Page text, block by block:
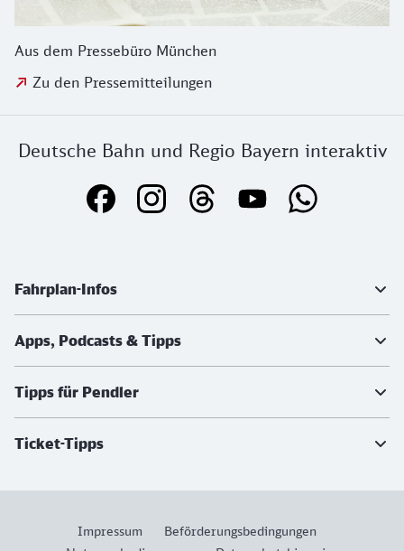
Aus dem Pressebüro München
Zu den Pressemitteilungen
Deutsche Bahn und Regio Bayern interaktiv
Fahrplan-Infos
Apps, Podcasts & Tipps
Tipps für Pendler
Ticket-Tipps
Impressum
Beförderungsbedingungen